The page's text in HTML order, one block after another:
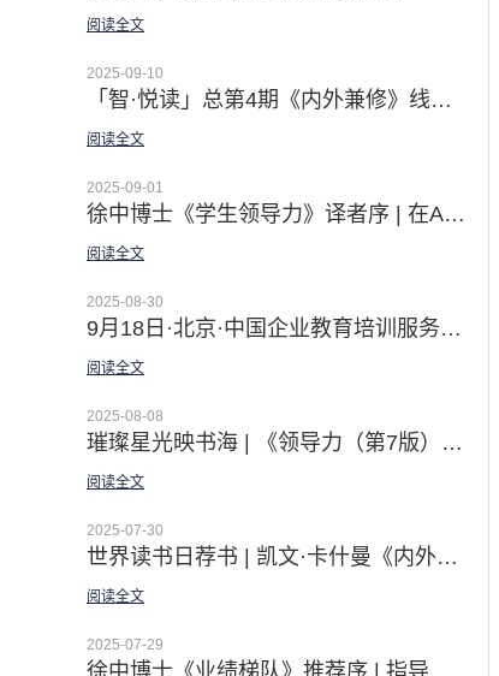
阅读全文
2025-09-10
「智·悦读」总第4期《内外兼修》线上悦读营圆满收官：一场由内而外的领导力8项修炼之旅
阅读全文
2025-09-01
徐中博士《学生领导力》译者序 | 在AI时代绽放自我领创非凡
阅读全文
2025-08-30
9月18日·北京·中国企业教育培训服务会展｜佛影老师现场体验课之【初探GROW模型 解锁教练思维】
阅读全文
2025-08-08
璀璨星光映书海 | 《领导力（第7版）》线上悦读营圆满收官：一场照亮未来的智慧远征
阅读全文
2025-07-30
世界读书日荐书 | 凯文·卡什曼《内外兼修： 领导力的8项修炼》——佛影&王御临最新译著
阅读全文
2025-07-29